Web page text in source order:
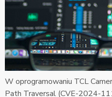
W oprogramowaniu TCL
Path Traversal (CVE-2024-